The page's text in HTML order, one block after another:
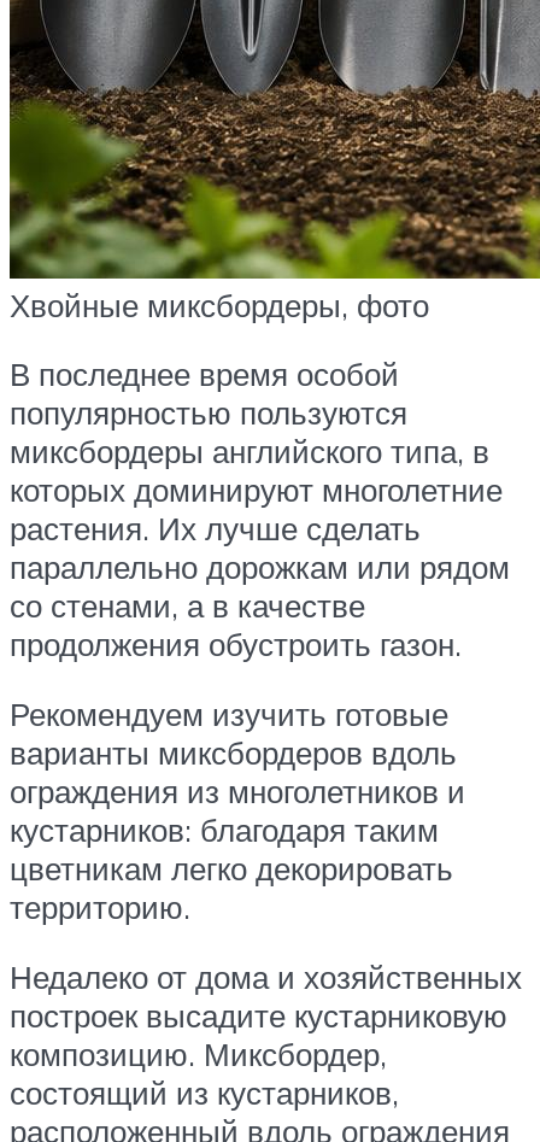
Хвойные миксбордеры, фото
В последнее время особой
популярностью пользуются
миксбордеры английского типа, в
которых доминируют многолетние
растения. Их лучше сделать
параллельно дорожкам или рядом
со стенами, а в качестве
продолжения обустроить газон.
Рекомендуем изучить готовые
варианты миксбордеров вдоль
ограждения из многолетников и
кустарников: благодаря таким
цветникам легко декорировать
территорию.
Недалеко от дома и хозяйственных
построек высадите кустарниковую
композицию. Миксбордер,
состоящий из кустарников,
расположенный вдоль ограждения